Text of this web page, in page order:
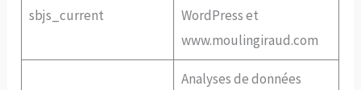
sbjs_current
WordPress et
www.moulingiraud.com
Analyses de données